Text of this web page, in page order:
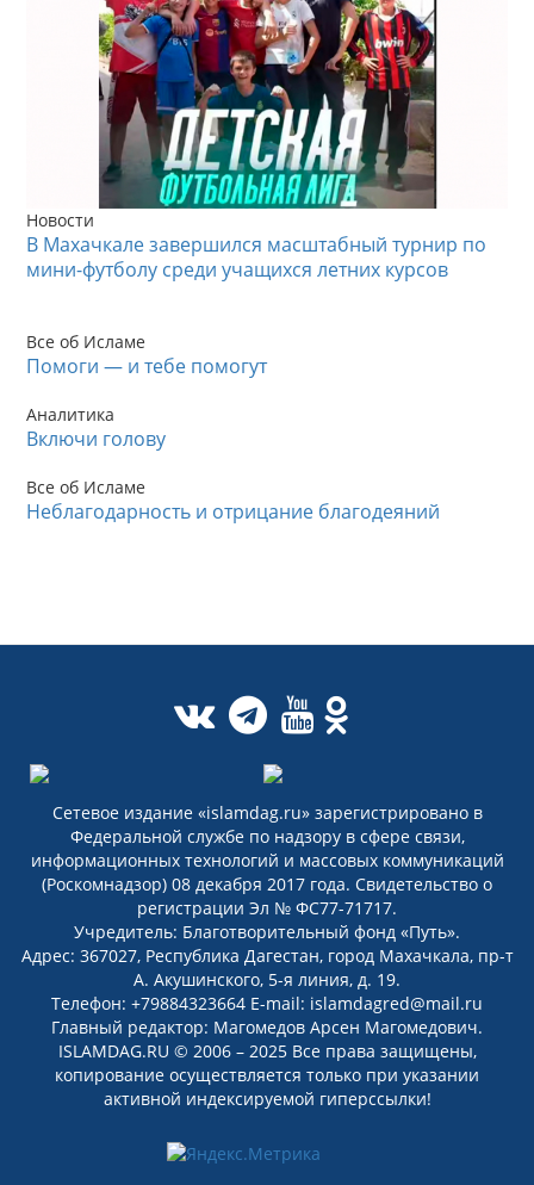
Новости
В Махачкале завершился масштабный турнир по
мини-футболу среди учащихся летних курсов
Все об Исламе
Помоги — и тебе помогут
Аналитика
Включи голову
Все об Исламе
Неблагодарность и отрицание благодеяний
Сетевое издание «islamdag.ru» зарегистрировано в
Федеральной службе по надзору в сфере связи,
информационных технологий и массовых коммуникаций
(Роскомнадзор) 08 декабря 2017 года. Свидетельство о
регистрации Эл № ФС77-71717.
Учредитель: Благотворительный фонд «Путь».
Адрес: 367027, Республика Дагестан, город Махачкала, пр-т
А. Акушинского, 5-я линия, д. 19.
Телефон: +79884323664 E-mail: islamdagred@mail.ru
Главный редактор: Магомедов Арсен Магомедович.
ISLAMDAG.RU © 2006 – 2025 Все права защищены,
копирование осуществляется только при указании
активной индексируемой гиперссылки!